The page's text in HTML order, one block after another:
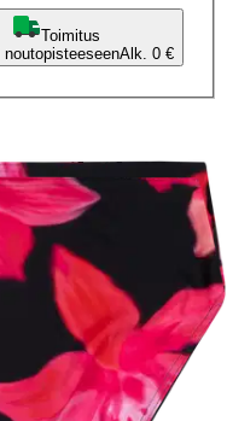
Toimitus
noutopisteeseenAlk. 0 €
€:n tilauksille
tai
tuotteita.